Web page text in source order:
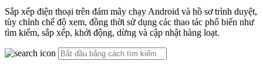
Sắp xếp điện thoại trên đám mây chạy Android và hồ sơ trình duyệt,
tùy chỉnh chế độ xem, đồng thời sử dụng các thao tác phổ biến như
tìm kiếm, sắp xếp, khởi động, dừng và cập nhật hàng loạt.